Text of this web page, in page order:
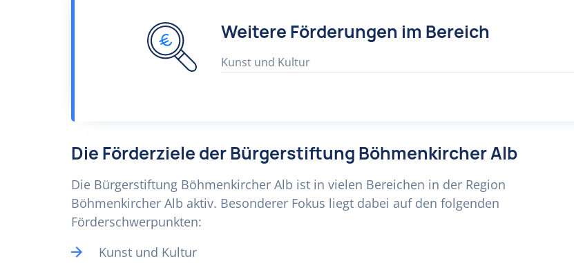
Weitere Förderungen im Bereich
Kunst und Kultur
Die Förderziele der Bürgerstiftung Böhmenkircher Alb
Die Bürgerstiftung Böhmenkircher Alb ist in vielen Bereichen in der Region
Böhmenkircher Alb aktiv. Besonderer Fokus liegt dabei auf den folgenden
Förderschwerpunkten:
Kunst und Kultur